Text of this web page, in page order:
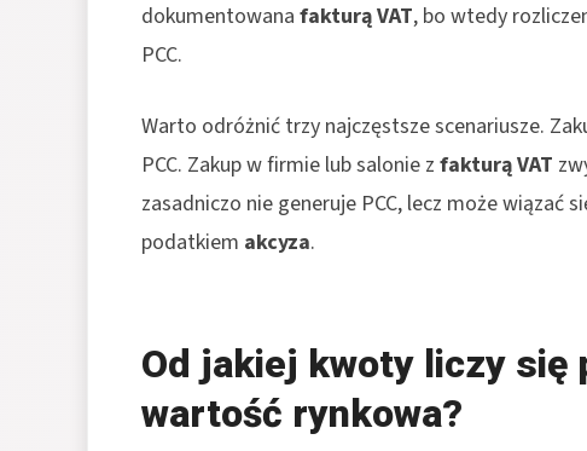
dokumentowana fakturą VAT, bo wtedy
PCC.
Warto odróżnić trzy najczęstsze scenariusze.
PCC. Zakup w firmie lub salonie z fakturą VAT
zasadniczo nie generuje PCC, lecz może wiązać
podatkiem akcyza.
Od jakiej kwoty liczy się
wartość rynkowa?